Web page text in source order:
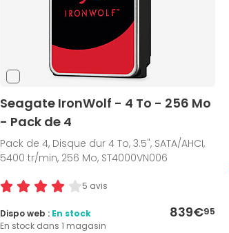
Seagate IronWolf - 4 To - 256 Mo
- Pack de 4
Pack de 4, Disque dur 4 To, 3.5", SATA/AHCI,
5400 tr/min, 256 Mo, ST4000VN006
5 avis
839€95
Dispo web : En stock
En stock dans 1 magasin